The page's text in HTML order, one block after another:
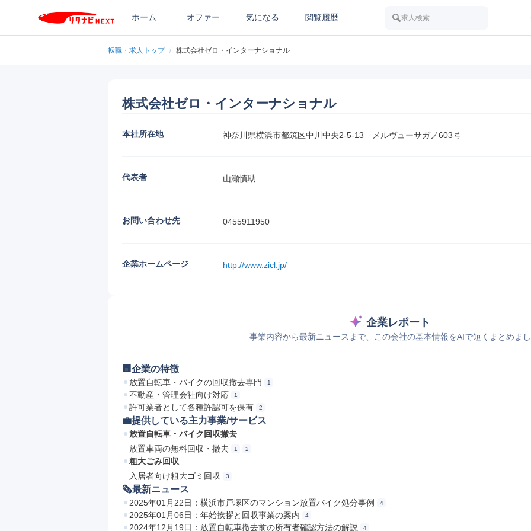
ホーム オファー 気になる 閲覧履歴 求人検索
転職・求人トップ / 株式会社ゼロ・インターナショナル
株式会社ゼロ・インターナショナル
本社所在地 神奈川県横浜市都筑区中川中央2-5-13　メルヴューサガノ603号
代表者 山瀬慎助
お問い合わせ先 0455911950
企業ホームページ http://www.zicl.jp/
企業レポート
事業内容から最新ニュースまで、この会社の基本情報をAIで短くまとめま
🏢企業の特徴
放置自転車・バイクの回収撤去専門 1
不動産・管理会社向け対応 1
許可業者として各種許認可を保有 2
💼提供している主力事業/サービス
放置自転車・バイク回収撤去
放置車両の無料回収・撤去
1 2
粗大ごみ回収
入居者向け粗大ゴミ回収
3
🗞最新ニュース
2025年01月22日：横浜市戸塚区のマンション放置バイク処分事例 4
2025年01月06日：年始挨拶と回収事業の案内 4
2024年12月19日：放置自転車撤去前の所有者確認方法の解説 4